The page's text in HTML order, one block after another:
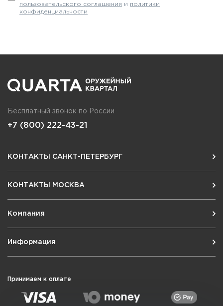
пользовательского соглашения и политики
конфиденциальности
Бесплатный звонок по России
+7 (800) 222-43-21
КОНТАКТЫ САНКТ-ПЕТЕРБУРГ
КОНТАКТЫ МОСКВА
Компания
Информация
Принимаем к оплате